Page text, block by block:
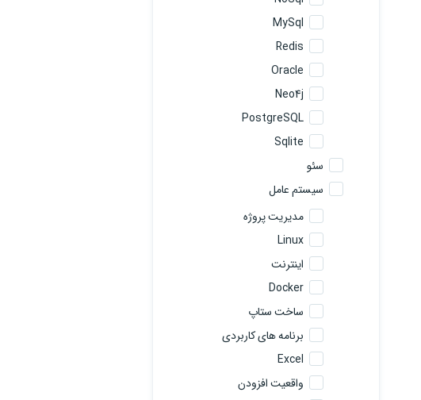
MySql
Redis
Oracle
Neo4j
PostgreSQL
Sqlite
سئو
سیستم عامل
مدیریت پروژه
Linux
اینترنت
Docker
ساخت ستاپ
برنامه های کاربردی
Excel
واقعیت افزودن